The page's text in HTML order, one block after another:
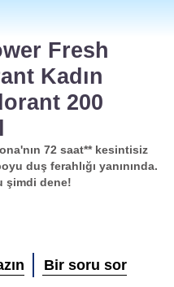
Fresh
Kadın
200
72 saat** kesintisiz
duş ferahlığı yanınında.
şimdi dene!
Bir soru sor